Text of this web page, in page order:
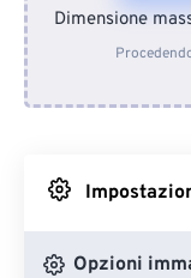
Dimensione
Opzioni